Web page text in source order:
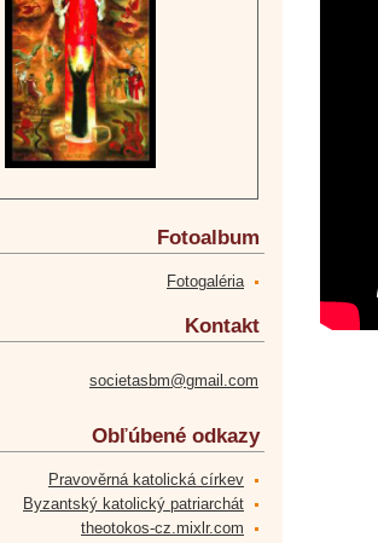
Fotoalbum
Fotogaléria
Kontakt
societasbm@gmail.com
Obľúbené odkazy
Pravověrná katolická církev
Byzantský katolický patriarchát
theotokos-cz.mixlr.com